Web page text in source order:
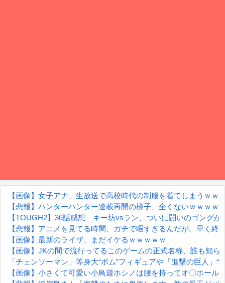
【画像】女子アナ、生放送で高校時代の制服を着てしまうｗｗ
【悲報】ハンターハンター連載再開の様子、全くないｗｗｗｗ
【TOUGH2】36話感想 キー坊vsラン、ついに闘いのゴングが
【悲報】アニメを見てる時間、ガチで暇すぎるんだが。早く終
【画像】最新のライザ、まだイケるｗｗｗｗｗ
【画像】JKの間で流行ってるこのゲームの正式名称、誰も知ら
「チェンソーマン」等身大“ボム”フィギュアや「進撃の巨人」
【画像】小さくて可愛い小鳥遊ホシノは腰を持ってオ〇ホー